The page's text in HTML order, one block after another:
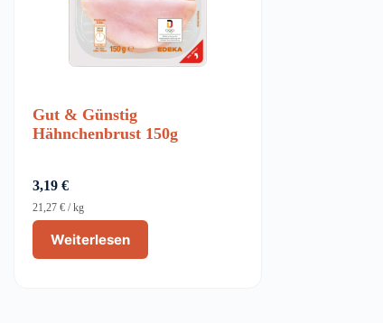
Gut & Günstig
Hähnchenbrust 150g
3,19€
Weiterlesen
21,27€ /kg